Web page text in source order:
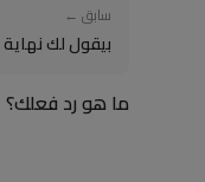
سابق ←
بيقول لك نهاية
ما هو رد فعلك؟